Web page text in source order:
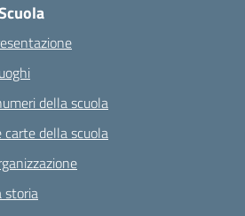
della scuola
carte della scuola
storia